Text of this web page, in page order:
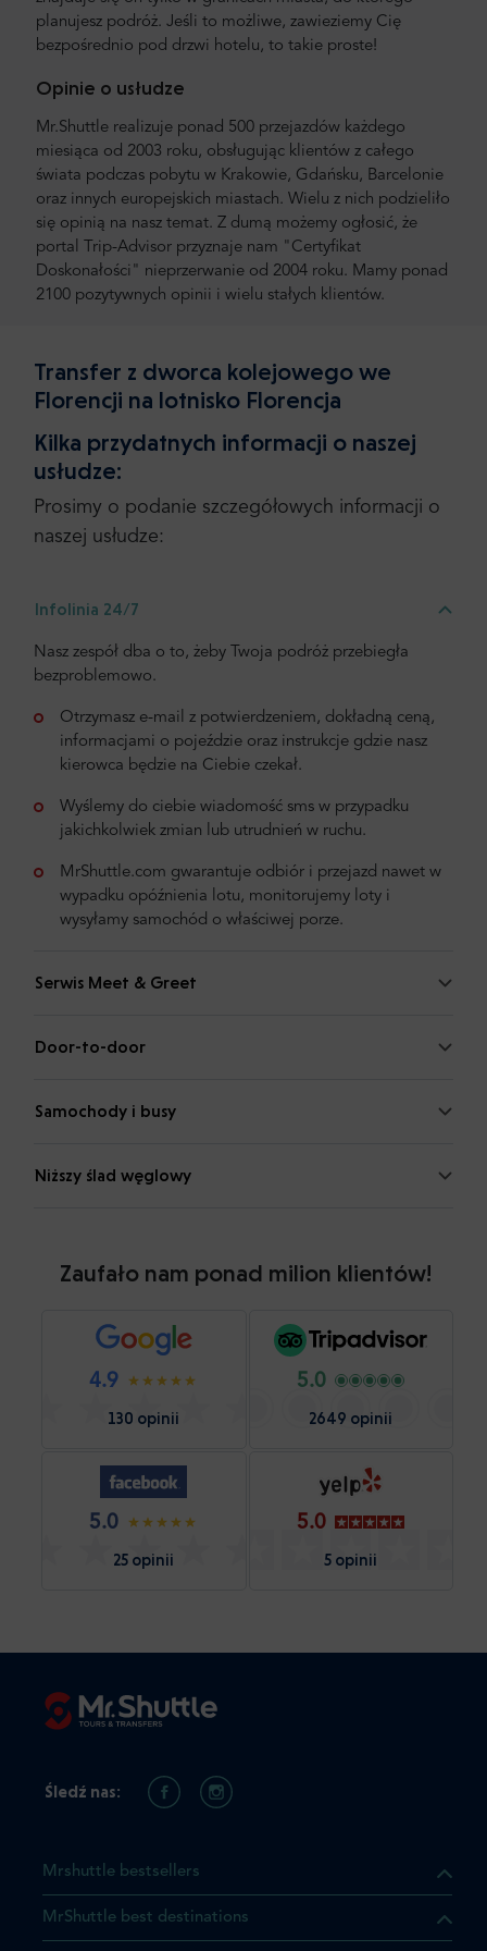
planujesz podróż. Jeśli to możliwe, zawieziemy Cię
bezpośrednio pod drzwi hotelu, to takie proste!
Opinie o usłudze
Mr.Shuttle realizuje ponad 500 przejazdów każdego
miesiąca od 2003 roku, obsługując klientów z całego
świata podczas pobytu w Krakowie, Gdańsku, Barcelonie
oraz innych europejskich miastach. Wielu z nich podzieliło
się opinią na nasz temat. Z dumą możemy ogłosić, że
portal Trip-Advisor przyznaje nam "Certyfikat
Doskonałości" nieprzerwanie od 2004 roku. Mamy ponad
2100 pozytywnych opinii i wielu stałych klientów.
Transfer z dworca kolejowego we
Florencji na lotnisko Florencja
Kilka przydatnych informacji o naszej
usłudze:
Prosimy o podanie szczegółowych informacji o
naszej usłudze:
Infolinia 24/7
Nasz zespół dba o to, żeby Twoja podróż przebiegła
bezproblemowo.
Otrzymasz e-mail z potwierdzeniem, dokładną ceną,
informacjami o pojeździe oraz instrukcje gdzie nasz
kierowca będzie na Ciebie czekał.
Wyślemy do ciebie wiadomość sms w przypadku
jakichkolwiek zmian lub utrudnień w ruchu.
MrShuttle.com gwarantuje odbiór i przejazd nawet w
wypadku opóźnienia lotu, monitorujemy loty i
wysyłamy samochód o właściwej porze.
Serwis Meet & Greet
Door-to-door
Samochody i busy
Niższy ślad węglowy
Zaufało nam ponad milion klientów!
4.9
130 opinii
5.0
2649 opinii
5.0
25 opinii
5.0
5 opinii
Mrshuttle bestsellers
MrShuttle best destinations
Śledź nas: